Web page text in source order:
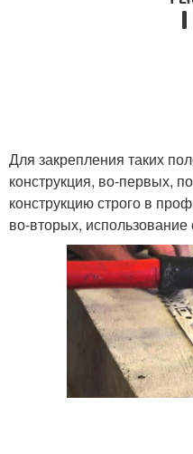
Для закрепления таких
конструкция, во-первых,
конструкцию строго в
во-вторых,